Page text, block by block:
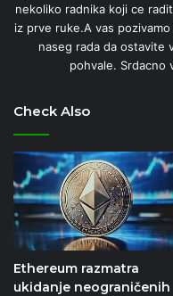
nekoliko radnika koji ce
iz prve ruke.A vas
naseg rada da ostavite
pohvale. Srdacno
Check Also
Ethereum razmatra
ukidanje neograničenih